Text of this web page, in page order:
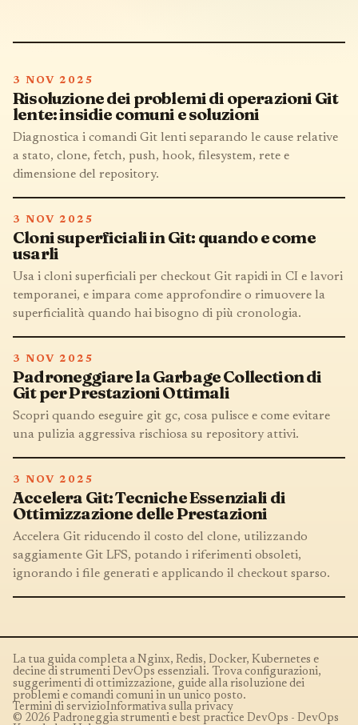
3 NOV 2025
Risoluzione dei problemi di operazioni Git
lente: insidie comuni e soluzioni
Diagnostica i comandi Git lenti separando le cause relative
a stato, clone, fetch, push, hook, filesystem, rete e
dimensione del repository.
3 NOV 2025
Cloni superficiali in Git: quando e come
usarli
Usa i cloni superficiali per checkout Git rapidi in CI e lavori
temporanei, e impara come approfondire o rimuovere la
superficialità quando hai bisogno di più cronologia.
3 NOV 2025
Padroneggiare la Garbage Collection di
Git per Prestazioni Ottimali
Scopri quando eseguire git gc, cosa pulisce e come evitare
una pulizia aggressiva rischiosa su repository attivi.
3 NOV 2025
Accelera Git: Tecniche Essenziali di
Ottimizzazione delle Prestazioni
Accelera Git riducendo il costo del clone, utilizzando
saggiamente Git LFS, potando i riferimenti obsoleti,
ignorando i file generati e applicando il checkout sparso.
La tua guida completa a Nginx, Redis, Docker, Kubernetes e
decine di strumenti DevOps essenziali. Trova configurazioni,
suggerimenti di ottimizzazione, guide alla risoluzione dei
problemi e comandi comuni in un unico posto.
Termini di servizioInformativa sulla privacy
© 2026 Padroneggia strumenti e best practice DevOps - DevOps